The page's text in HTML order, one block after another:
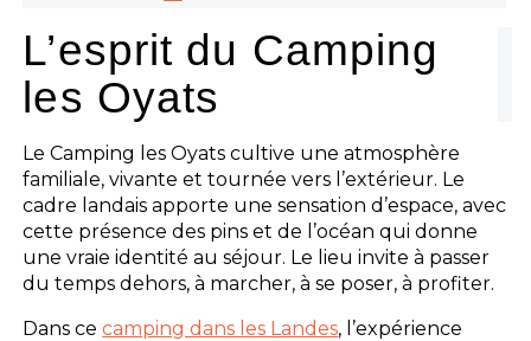
L’esprit du Camping
les Oyats
Le Camping les Oyats cultive une atmosphère
familiale, vivante et tournée vers l’extérieur. Le
cadre landais apporte une sensation d’espace, avec
cette présence des pins et de l’océan qui donne
une vraie identité au séjour. Le lieu invite à passer
du temps dehors, à marcher, à se poser, à profiter.
Dans cecamping dans les Landes, l’expérience